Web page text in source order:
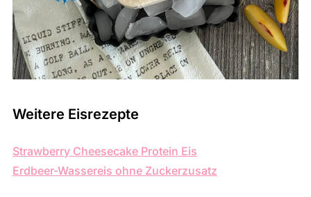
Weitere Eisrezepte
Strawberry Cheesecake Protein Eis
Erdbeer-Wassereis ohne Zuckerzusatz